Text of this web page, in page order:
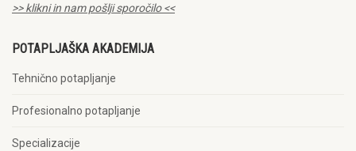
>> klikni in nam pošlji sporočilo <<
POTAPLJAŠKA AKADEMIJA
Tehnično potapljanje
Profesionalno potapljanje
Specializacije